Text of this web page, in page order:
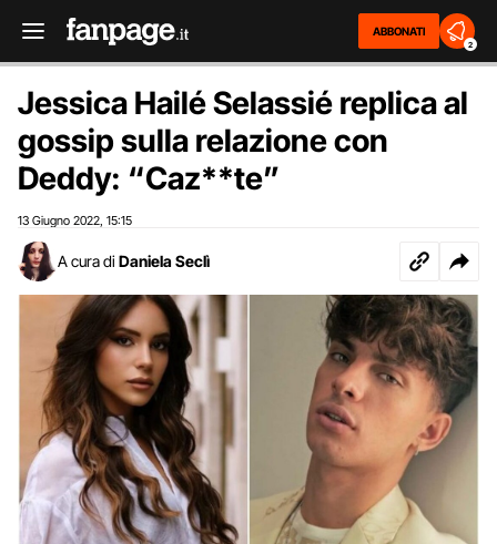
ABBONATI
2
Jessica Hailé Selassié replica al
gossip sulla relazione con
Deddy: “Caz**te”
13 Giugno 2022 15:15
A cura di Daniela Seclì